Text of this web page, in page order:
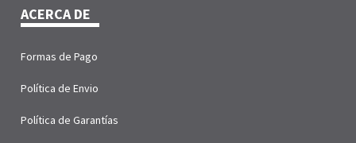
ACERCA DE
Formas de Pago
Política de Envio
Política de Garantías